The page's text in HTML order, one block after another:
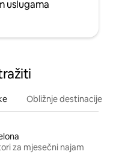
uslugama
Obližnje destinacije
za mjesečni najam